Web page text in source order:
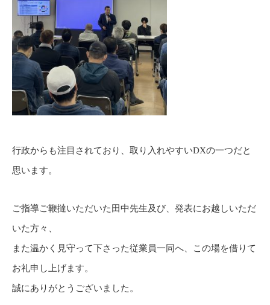
行政からも注目されており、取り入れやすいDXの一つだと
思います。
ご指導ご鞭撻いただいた田中先生及び、発表にお越しいただ
いた方々、
また温かく見守って下さった従業員一同へ、この場を借りて
お礼申し上げます。
誠にありがとうございました。